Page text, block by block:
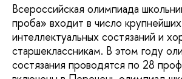
Всероссийская олимпиада
проба» входит в число крупнейших
интеллектуальных состязаний и
старшеклассникам. В этом году
состязания проводятся по 28